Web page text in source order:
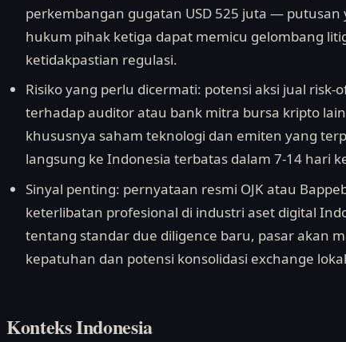
perkembangan gugatan USD 525 juta —
hukum pihak ketiga dapat memicu gelombang
ketidakpastian regulasi.
Risiko yang perlu dicermati: potensi aksi jual risk-
terhadap auditor atau bank mitra bursa kripto
khususnya saham teknologi dan emiten yang
langsung ke Indonesia terbatas dalam 7-14 hari
Sinyal penting: pernyataan resmi OJK atau
keterlibatan profesional di industri aset digital
tentang standar due diligence baru, pasar akan
kepatuhan dan potensi konsolidasi exchange
Konteks Indonesia